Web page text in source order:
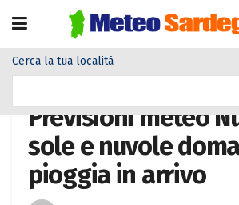
Cerca la tua località
Previsioni meteo
sole e nuvole
pioggia in arrivo